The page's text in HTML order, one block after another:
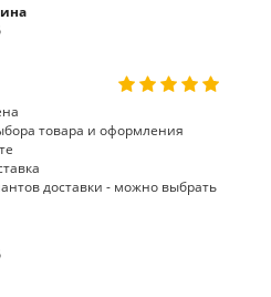
65-165 Sursil-
товара и оформления
доставки - можно выбрать